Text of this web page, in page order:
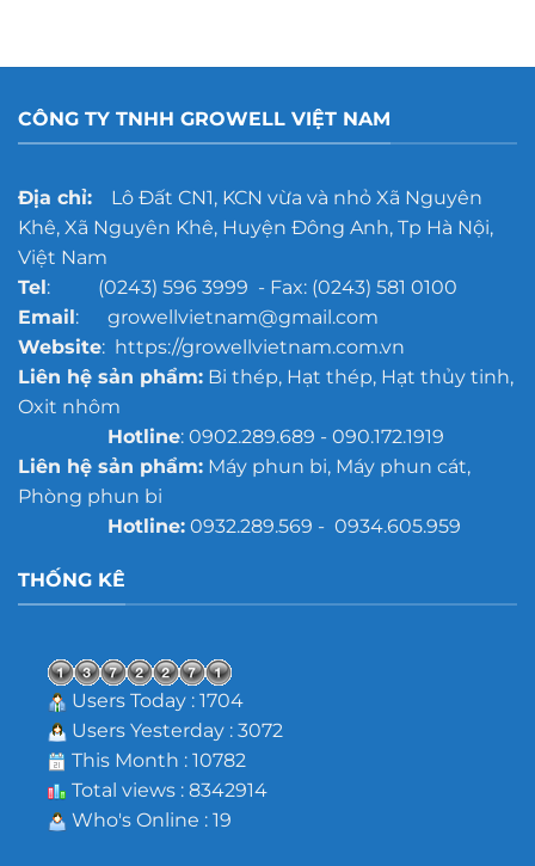
hơn?
rỉ
cho
xưởng
mô
lớn
CÔNG TY TNHH GROWELL VIỆT NAM
Địa chỉ:Lô Đất CN1, KCN vừa và nhỏ Xã Nguyên
Khê, Xã Nguyên Khê, Huyện Đông Anh, Tp Hà Nội,
Việt Nam
Tel: (0243) 596 3999 - Fax: (0243) 581 0100
Email: growellvietnam@gmail.com
Website: https://growellvietnam.com.vn
Liên hệ sản phẩm:Bi thép, Hạt thép, Hạt thủy tinh,
Oxit nhôm
Hotline: 0902.289.689 - 090.172.1919
Liên hệ sản phẩm:Máy phun bi, Máy phun cát,
Phòng phun bi
Hotline:0932.289.569 - 0934.605.959
THỐNG KÊ
Users Today : 1704
Users Yesterday : 3072
This Month : 10782
Total views : 8342914
Who's Online : 19